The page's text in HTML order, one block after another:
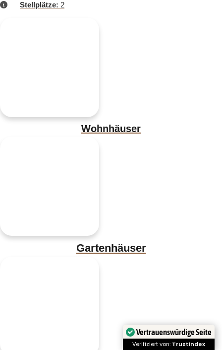
Stellplätze: 2
Wohnhäuser
Gartenhäuser
Vertrauenswürdige Seite
Verifiziert von: Trustindex